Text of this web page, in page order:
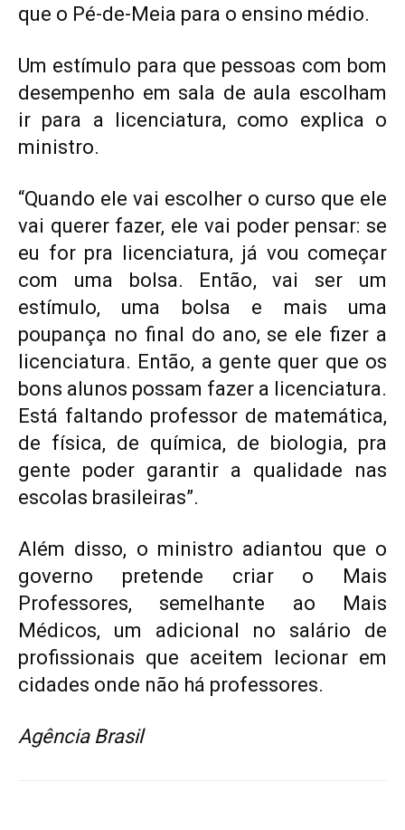
que o Pé-de-Meia para o ensino médio.
Um estímulo para que pessoas com bom
desempenho em sala de aula escolham
ir para a licenciatura, como explica o
ministro.
“Quando ele vai escolher o curso que ele
vai querer fazer, ele vai poder pensar: se
eu for pra licenciatura, já vou começar
com uma bolsa. Então, vai ser um
estímulo, uma bolsa e mais uma
poupança no final do ano, se ele fizer a
licenciatura. Então, a gente quer que os
bons alunos possam fazer a licenciatura.
Está faltando professor de matemática,
de física, de química, de biologia, pra
gente poder garantir a qualidade nas
escolas brasileiras”.
Além disso, o ministro adiantou que o
governo pretende criar o Mais
Professores, semelhante ao Mais
Médicos, um adicional no salário de
profissionais que aceitem lecionar em
cidades onde não há professores.
Agência Brasil